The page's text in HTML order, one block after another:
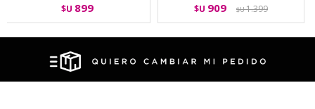
$U 899 $U 909 $U1.399